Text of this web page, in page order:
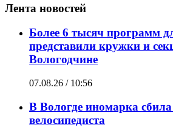
Лента новостей
Более 6 тысяч программ
представили кружки и
Вологодчине
07.08.26 / 10:56
В Вологде иномарка сбила
велосипедиста